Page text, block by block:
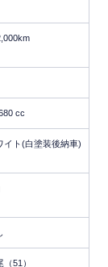
グ前提でも
ゴ・ラッ
できるた
。
タ）
cc
イト(白塗装後納車)
（51）